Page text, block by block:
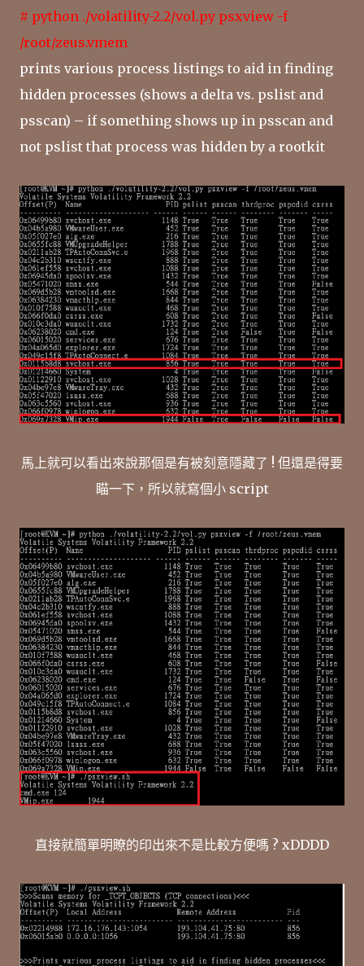
# python ./volatility-2.2/vol.py psxview -f
/root/zeus.vmem
prints various process listings to aid in finding
hidden processes (shows a delta vs. pslist and
psscan) – if something shows up in psscan and
not pslist that process was hidden by a rootkit
馬上就可以看出來說那個是有被刻意隱藏了 ! 但還是得要
瞄一下，所以就寫個小 script
直接就簡單明瞭的印出來不是比較方便嗎 ? xDDDD